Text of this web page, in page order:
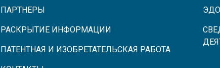
ПАРТНЕРЫ
РАСКРЫТИЕ ИНФОРМАЦИИ
ПАТЕНТНАЯ И ИЗОБРЕТАТЕЛЬСКАЯ РАБОТА
ЭДО